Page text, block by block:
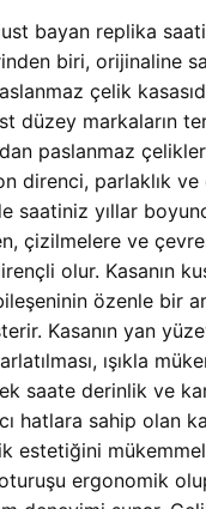
bayan replika
biri, orijinaline
çelik
düzey markaların
paslanmaz
direnci, parlaklık ve
saatiniz yıllar
çizilmelere ve
olur. Kasanın
özenle bir
Kasanın yan
ışıkla
saate derinlik ve
hatlara sahip olan
estetiğini
oturuşu ergonomik